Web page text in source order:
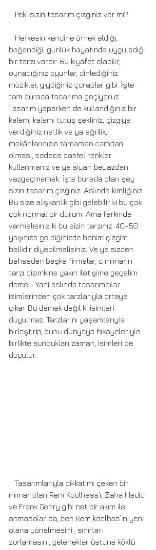
   Peki sizin tasarım çizginiz var mı?
beğendiği, günlük hayatında uyguladığı
bir tarzı vardır. Bu kıyafet olabilir,
oynadığınız oyunlar, dinlediğiniz
müzikler, giydiğiniz çoraplar gibi. İşte
tam burada tasarıma geçiyoruz.
Tasarım yaparken de kullandığınız bir
kalem, kalemi tutuş şekliniz, çizgiye
verdiğiniz netlik ve ya eğrilik,
mekânlarınızın tamamen camdan
olması, sadece pastel renkler
kullanmanız ve ya siyah beyazdan
vazgeçmemek. İşte burada olan şey
sizin tasarım çizginiz. Aslında kimliğiniz.
Bu size alışkanlık gibi gelebilir ki bu çok
çok normal bir durum. Ama farkında
varmalısınız ki bu sizin tarzınız. 40-50
yaşınıza geldiğinizde benim çizgim
bellidir diyebilmelisiniz. Ve ya sizden
bahseden başka firmalar, o mimarın
tarzı bizimkine yakın iletişime geçelim
demeli. Yani aslında tasarımcılar
isimlerinden çok tarzlarıyla ortaya
çıkar. Bu demek değil ki isimleri
duyulmaz. Tarzlarını yaşamlarıyla
birleştirip, bunu dünyaya hikayeleriyle
birlikte sundukları zaman, isimleri de
duyulur.
mimar olan Rem Koolhass'ı, Zaha Hadid
ve Frank Gehry gibi net bir akım ile
anmasalar da, ben Rem koolhas’ın yeni
olana yönelmesini , sınırları
zorlamasını, gelenekler üstüne köklü